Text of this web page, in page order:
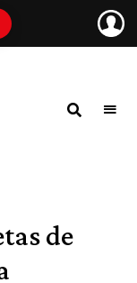
de